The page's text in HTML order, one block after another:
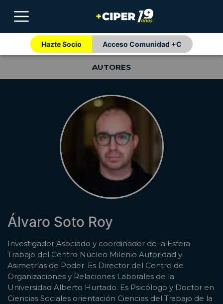
Hazte Socio Acceso Comunidad +C
AUTORES
Álvaro Soto Roy
Investigador Asociado y coordinador de la Esfera
Trabajo del Centro Núcleo Milenio Autoridad y
Asimetrías de Poder. Es Director del Centro de
Organizaciones y Relaciones Laborales de la
Universidad Alberto Hurtado. Es Psicólogo y Doctor en
Ciencias Sociales orientación Ciencias del Trabajo de la